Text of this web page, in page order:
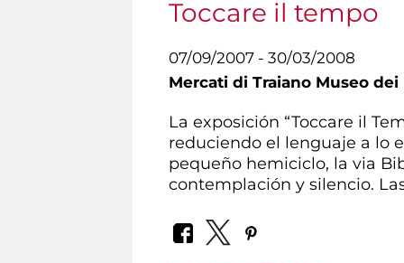
Toccare il tempo
07/09/2007 - 30/03/2008
Mercati di Traiano Museo
La exposición “Toccare il
reduciendo el lenguaje a lo
pequeño hemiciclo, la via
contemplación y silencio.